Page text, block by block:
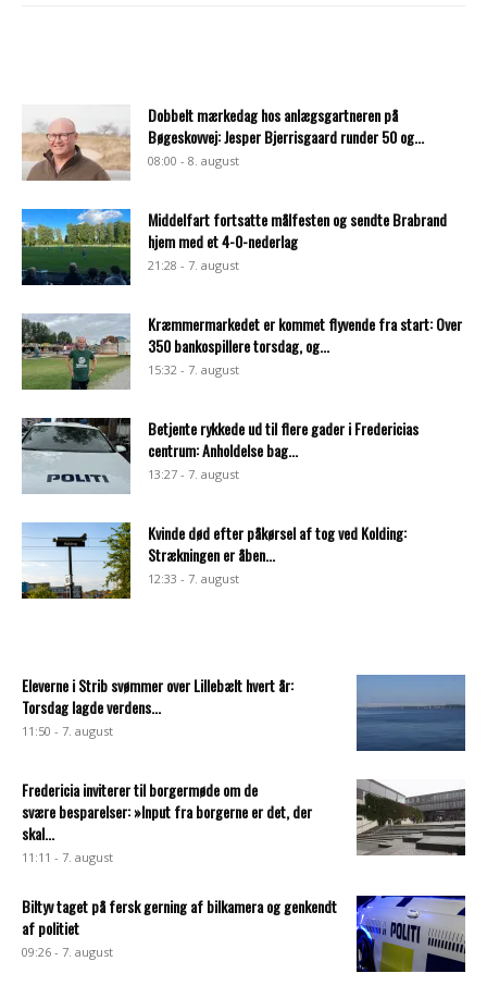
Dobbelt mærkedag hos anlægsgartneren på
Bøgeskovvej: Jesper Bjerrisgaard runder 50 og...
08:00 - 8. august
Middelfart fortsatte målfesten og sendte Brabrand
hjem med et 4-0-nederlag
21:28 - 7. august
Kræmmermarkedet er kommet flyvende fra start: Over
350 bankospillere torsdag, og...
15:32 - 7. august
Betjente rykkede ud til flere gader i Fredericias
centrum: Anholdelse bag...
13:27 - 7. august
Kvinde død efter påkørsel af tog ved Kolding:
Strækningen er åben...
12:33 - 7. august
Eleverne i Strib svømmer over Lillebælt hvert år:
Torsdag lagde verdens...
11:50 - 7. august
Fredericia inviterer til borgermøde om de
svære besparelser: »Input fra borgerne er det, der
skal...
11:11 - 7. august
Biltyv taget på fersk gerning af bilkamera og genkendt
af politiet
09:26 - 7. august